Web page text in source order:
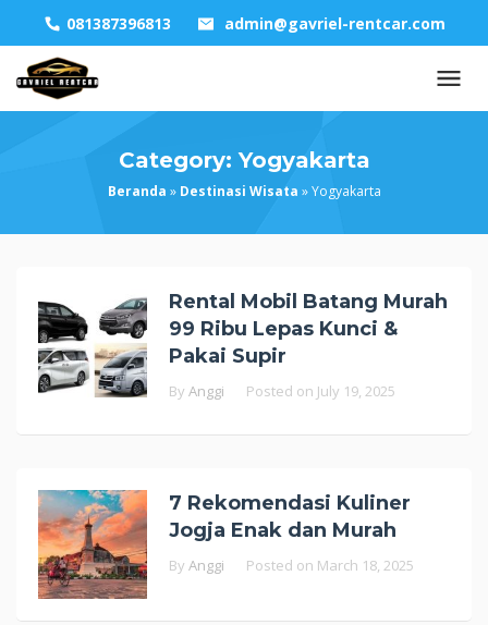
content
081387396813 admin@gavriel-rentcar.com
Category:Yogyakarta
Beranda » Destinasi Wisata »Yogyakarta
Rental Mobil Batang Murah
99 Ribu Lepas Kunci &
Pakai Supir
By Anggi Posted on July 19, 2025
7 Rekomendasi Kuliner
Jogja Enak dan Murah
By Anggi Posted on March 18, 2025